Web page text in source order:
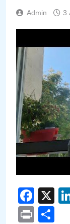
Admin 3
X
Print